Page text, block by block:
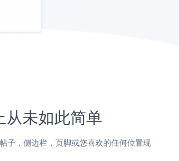
未如此简单
，侧边栏，页脚或您喜欢的任何位置现